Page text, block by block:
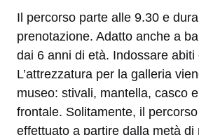
Il percorso parte alle 9.30 e
prenotazione. Adatto anche a
dai 6 anni di età. Indossare abiti
L’attrezzatura per la galleria
museo: stivali, mantella, casco
frontale. Solitamente, il
effettuato a partire dalla metà di